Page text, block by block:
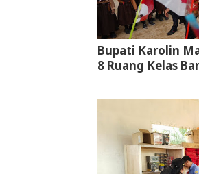
Bupati Karolin
8 Ruang Kelas